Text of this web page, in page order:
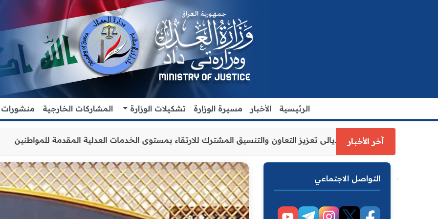
الرئيسية الأخبار مسيرة الوزارة تشكيلات الوزارة المشاركات الخارجية
آخر الأخبار
الاقدم يبحث مع رئيس مجلس محافظة ديالى تعزيز التعاون والتنسيق المشترك للارتقاء بمستوى الخدمات العدلية
التواصل الاجتماعي